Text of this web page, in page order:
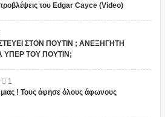
του Edgar Cayce (Video)
ΣΤΟΝ ΠΟΥΤΙΝ ; ΑΝΕΞΗΓΗΤΗ
ΤΟΥ ΠΟΥΤΙΝ;
1
μιας ! Τους άφησε όλους άφωνους